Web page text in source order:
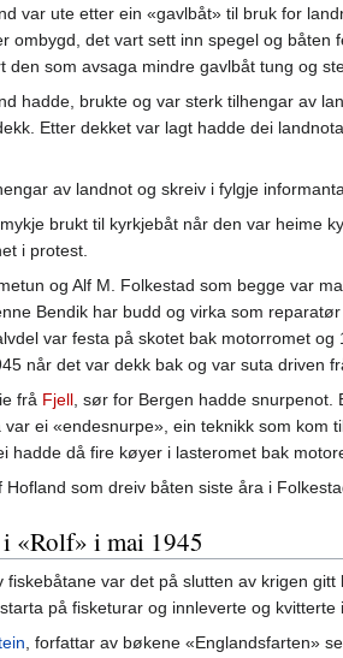
var ute etter ein «gavlbåt» til bruk for
ombygd, det vart sett inn spegel og
den som avsaga mindre gavlbåt tung og
hadde, brukte og var sterk tilhengar av
Etter dekket var lagt hadde dei
av landnot og skreiv i fylgje
brukt til kyrkjebåt når den var heime
i protest.
og Alf M. Folkestad som begge var
Bendik har budd og virka som
var festa på skotet bak motorromet
når det var dekk bak og var suta driven
frå Fjell, sør for Bergen hadde snurpenot.
var ei «endesnurpe», ein teknikk som kom
hadde då fire køyer i lasteromet bak
Hofland som dreiv båten siste åra i
«Rolf» i mai 1945
fiskebåtane var det på slutten av krigen
på fisketurar og innleverte og kvitterte
, forfattar av bøkene «Englandsfarten»